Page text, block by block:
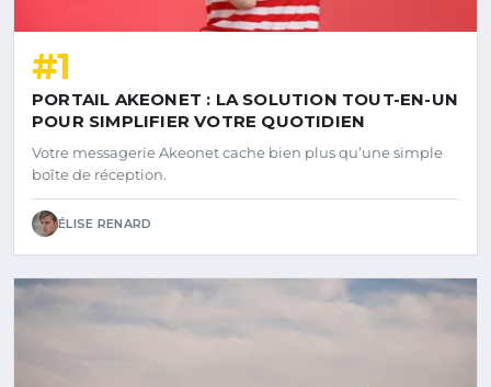
#1
PORTAIL AKEONET : LA SOLUTION TOUT-EN-UN
POUR SIMPLIFIER VOTRE QUOTIDIEN
Votre messagerie Akeonet cache bien plus qu’une simple
boîte de réception.
ÉLISE RENARD